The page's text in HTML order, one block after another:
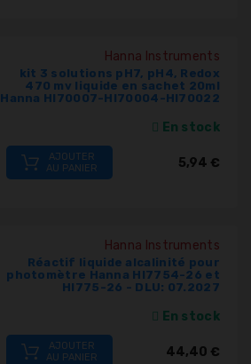
Hanna Instruments
kit 3 solutions pH7, pH4, Redox
470 mv liquide en sachet 20ml
Hanna HI70007-HI70004-HI70022
En stock
5,94 €
AJOUTER
AU PANIER
Hanna Instruments
Réactif liquide alcalinité pour
photomètre Hanna HI7754-26 et
HI775-26 - DLU: 07.2027
En stock
44,40 €
AJOUTER
AU PANIER